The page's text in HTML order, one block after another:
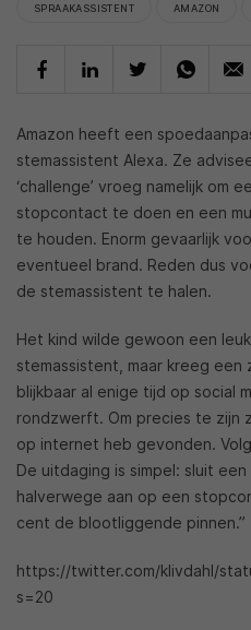
SPRAAKASSISTENT AMAZON
Amazon heeft een
stemassistent Alexa. Ze
‘challenge’ vroeg namelijk om
stopcontact te doen en een
te houden. Enorm gevaarlijk
eventueel brand. Reden dus
de stemassistent te halen.
Het kind wilde gewoon een
stemassistent, maar kreeg
blijkbaar al enige tijd op social
rondzwerft. Om precies te zijn
op internet heb gevonden.
De uitdaging is simpel: sluit
halverwege aan op een
cent de blootliggende pinnen.”
https://twitter.com/klivdahl/
s=20